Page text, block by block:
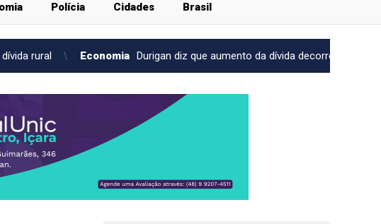
Polícia Cidades Brasil
Durigan diz que aumento da dívida decorre dos juros, não dos gastos